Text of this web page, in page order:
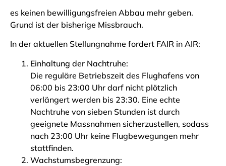
es keinen bewilligungsfreien Abbau mehr geben.
Grund ist der bisherige Missbrauch.
In der aktuellen Stellungnahme fordert FAIR in AIR:
Einhaltung der Nachtruhe:
Die reguläre Betriebszeit des Flughafens von
06:00 bis 23:00 Uhr darf nicht plötzlich
verlängert werden bis 23:30. Eine echte
Nachtruhe von sieben Stunden ist durch
geeignete Massnahmen sicherzustellen, sodass
nach 23:00 Uhr keine Flugbewegungen mehr
stattfinden.
Wachstumsbegrenzung: